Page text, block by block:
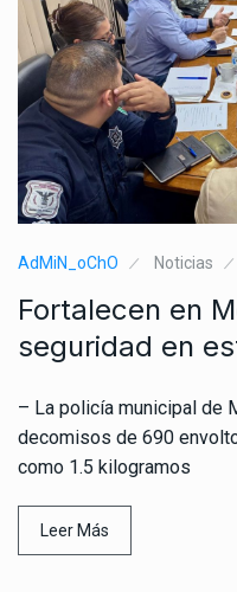
AdMiN_oChO Noticias
Fortalecen en
seguridad en
– La policía municipal de
decomisos de 690
como 1.5 kilogramos
Leer Más